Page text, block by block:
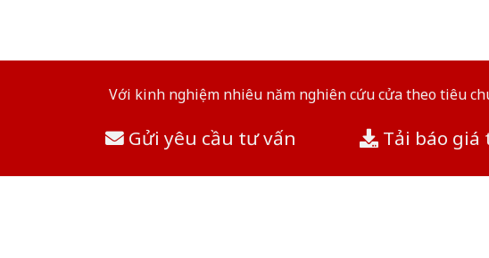
Với kinh nghiệm nhiêu năm nghiên cứu cửa theo tiêu
Gửi yêu cầu tư vấn Tải báo giá